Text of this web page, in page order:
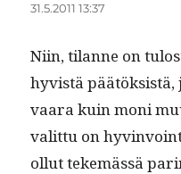
31.5.2011 13:37
Niin, tilanne on
hyvistä
vaara kuin moni
valit­tu on
ollut tekemässä